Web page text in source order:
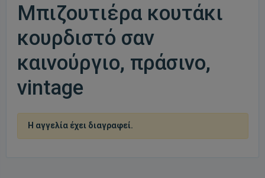
Μπιζουτιέρα κουτάκι
κουρδιστό σαν
καινούργιο, πράσινο,
vintage
Η αγγελία έχει διαγραφεί.